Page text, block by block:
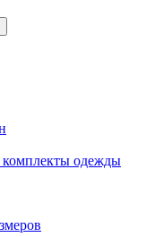
одежды